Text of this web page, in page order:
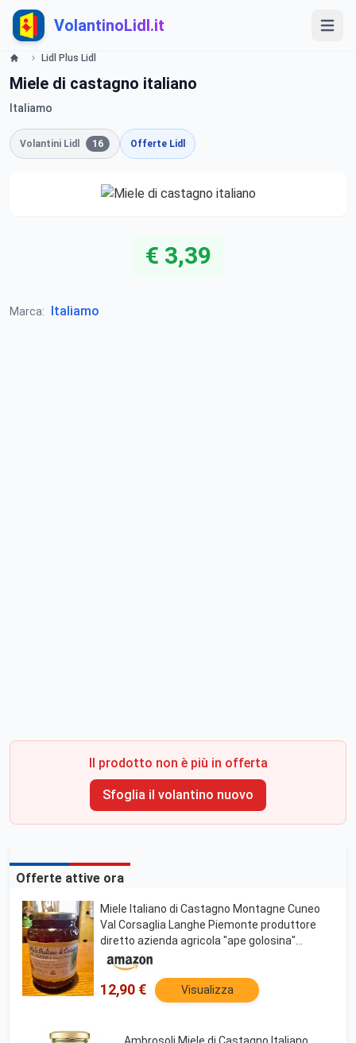
VolantinoLidl.it
Lidl Plus Lidl
Miele di castagno italiano
Italiamo
Volantini Lidl 16 Offerte Lidl
€ 3,39
Marca: Italiamo
Il prodotto non è più in offerta
Sfoglia il volantino nuovo
Offerte attive ora
Miele Italiano di Castagno Montagne Cuneo
Val Corsaglia Langhe Piemonte produttore
diretto azienda agricola "ape golosina"
genuino ferro sali minerali offerta per
spedizioni multiple!
12,90 € Visualizza